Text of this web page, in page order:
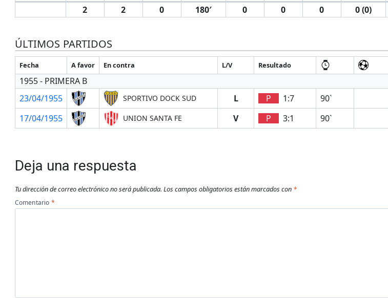
2
2 0 180′ 0 0 0 0 (0)
ÚLTIMOS PARTIDOS
Fecha A favor En contra L/V Resultado
1955 - PRIMERA B
23/04/1955
SPORTIVO DOCK SUD L P 1:7
90`
17/04/1955
UNION SANTA FE V P 3:1 90`
Deja una respuesta
Tu dirección de correo electrónico no será publicada. Los campos obligatorios están marcados con *
Comentario *